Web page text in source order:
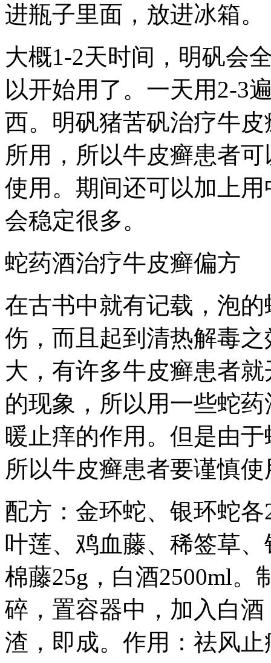
进瓶子里面，放进冰箱。
大概1-2天时间，明矾会
以开始用了。一天用2-3
西。明矾猪苦矾治疗牛
所用，所以牛皮癣患者
使用。期间还可以加上
会稳定很多。
蛇药酒治疗牛皮癣偏方
在古书中就有记载，泡
伤，而且起到清热解毒
大，有许多牛皮癣患者
的现象，所以用一些蛇
暖止痒的作用。但是由
所以牛皮癣患者要谨慎使
配方：金环蛇、银环蛇
叶莲、鸡血藤、稀签草
棉藤25g，白酒2500ml。
碎，置容器中，加入白
渣，即成。作用：祛风